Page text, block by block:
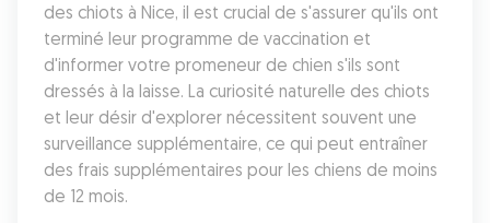
des chiots à Nice, il est crucial de s'assurer qu'ils ont
terminé leur programme de vaccination et
d'informer votre promeneur de chien s'ils sont
dressés à la laisse. La curiosité naturelle des chiots
et leur désir d'explorer nécessitent souvent une
surveillance supplémentaire, ce qui peut entraîner
des frais supplémentaires pour les chiens de moins
de 12 mois.